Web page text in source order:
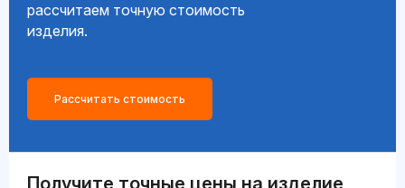
рассчитаем точную стоимость
изделия.
Рассчитать стоимость
Получите точные цены на изделие